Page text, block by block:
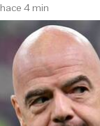
hace 4 min